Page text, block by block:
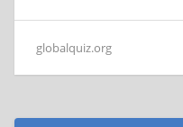
globalquiz.org